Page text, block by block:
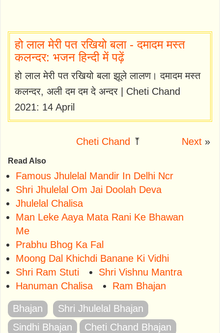
हो लाल मेरी पत रखियो बला - दमादम मस्त
कलन्दर: भजन हिन्दी में पढ़ें
हो लाल मेरी पत रखियो बला झूले लालण। दमादम मस्त
कलन्दर, अली दम दम दे अन्दर | Cheti Chand
2021: 14 April
Cheti Chand ⤒ Next»
Read Also
Famous Jhulelal Mandir In Delhi Ncr
Shri Jhulelal Om Jai Doolah Deva
Jhulelal Chalisa
Man Leke Aaya Mata Rani Ke Bhawan
Me
Prabhu Bhog Ka Fal
Moong Dal Khichdi Banane Ki Vidhi
Shri Ram Stuti
Shri Vishnu Mantra
Hanuman Chalisa
Ram Bhajan
Bhajan
Shri Jhulelal Bhajan
Sindhi Bhajan
Cheti Chand Bhajan